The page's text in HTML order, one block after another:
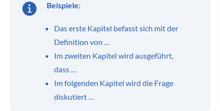
Beispiele:
Das erste Kapitel befasst sich mit der
Definition von …
Im zweiten Kapitel wird ausgeführt,
dass …
Im folgenden Kapitel wird die Frage
diskutiert …